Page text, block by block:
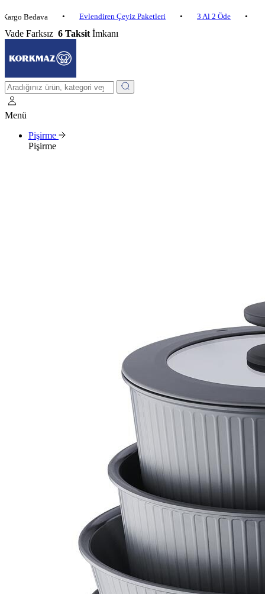
• Evlendiren Çeyiz Paketleri • 3 Al 2 Öde • 2.500
Vade Farksız 6 Taksit İmkanı
Menü
Pişirme
Pişirme